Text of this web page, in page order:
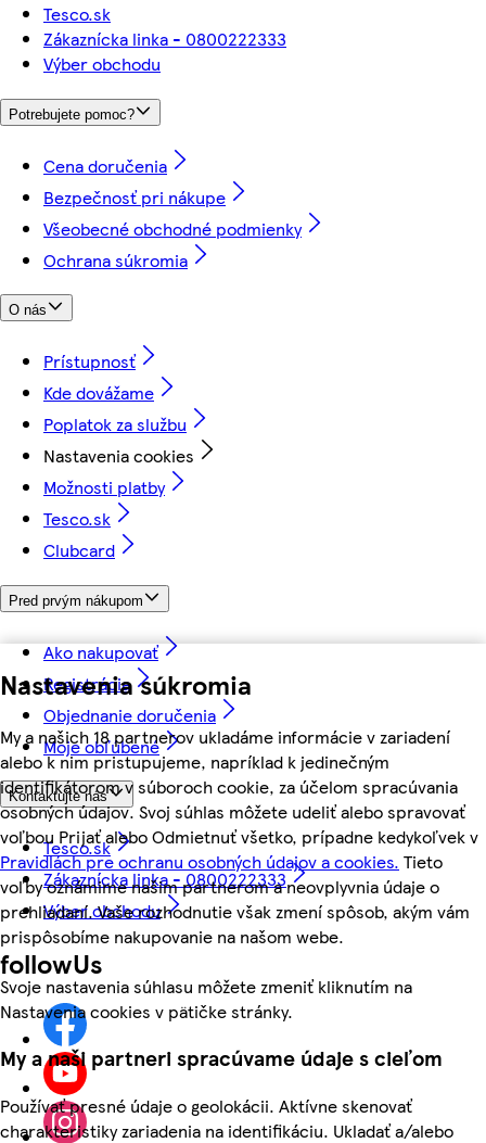
Nastavenia súkromia
My a našich 18 partnerov ukladáme informácie v zariadení
alebo k nim pristupujeme, napríklad k jedinečným
identifikátorom v súboroch cookie, za účelom spracúvania
osobných údajov. Svoj súhlas môžete udeliť alebo spravovať
voľbou Prijať alebo Odmietnuť všetko, prípadne kedykoľvek v
Pravidlách pre ochranu osobných údajov a cookies. Tieto
voľby oznámime našim partnerom a neovplyvnia údaje o
prehliadaní. Vaše rozhodnutie však zmení spôsob, akým vám
prispôsobíme nakupovanie na našom webe.
Svoje nastavenia súhlasu môžete zmeniť kliknutím na
Nastavenia cookies v pätičke stránky.
My a naši partneri spracúvame údaje s cieľom
Používať presné údaje o geolokácii. Aktívne skenovať
charakteristiky zariadenia na identifikáciu. Ukladať a/alebo
Tesco.sk
Zákaznícka linka - 0800222333
Výber obchodu
Potrebujete pomoc?
Cena doručenia
Bezpečnosť pri nákupe
Všeobecné obchodné podmienky
Ochrana súkromia
O nás
Prístupnosť
Kde dovážame
Poplatok za službu
Nastavenia cookies
Možnosti platby
Tesco.sk
Clubcard
Pred prvým nákupom
Ako nakupovať
Registrácia
Objednanie doručenia
Moje obľúbené
Kontaktujte nás
Tesco.sk
Zákaznícka linka - 0800222333
Výber obchodu
followUs